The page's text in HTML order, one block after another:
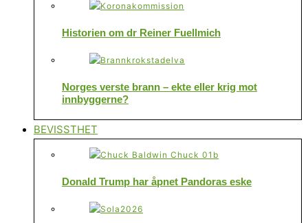
Historien om dr Reiner Fuellmich
Norges verste brann – ekte eller krig mot
innbyggerne?
BEVISSTHET
Donald Trump har åpnet Pandoras eske